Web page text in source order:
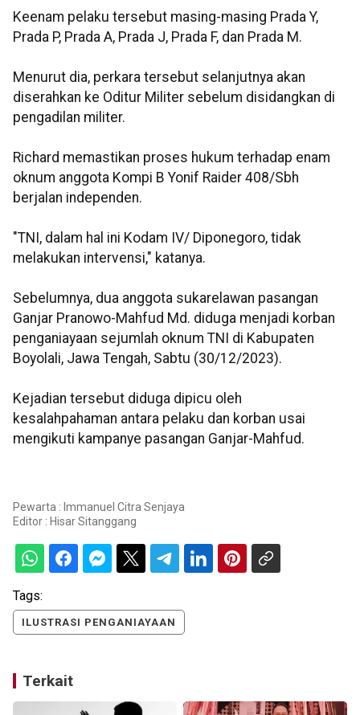
Keenam pelaku tersebut masing-masing Prada Y,
Prada P, Prada A, Prada J, Prada F, dan Prada M.
Menurut dia, perkara tersebut selanjutnya akan
diserahkan ke Oditur Militer sebelum disidangkan di
pengadilan militer.
Richard memastikan proses hukum terhadap enam
oknum anggota Kompi B Yonif Raider 408/Sbh
berjalan independen.
"TNI, dalam hal ini Kodam IV/ Diponegoro, tidak
melakukan intervensi," katanya.
Sebelumnya, dua anggota sukarelawan pasangan
Ganjar Pranowo-Mahfud Md. diduga menjadi korban
penganiayaan sejumlah oknum TNI di Kabupaten
Boyolali, Jawa Tengah, Sabtu (30/12/2023).
Kejadian tersebut diduga dipicu oleh
kesalahpahaman antara pelaku dan korban usai
mengikuti kampanye pasangan Ganjar-Mahfud.
Pewarta : Immanuel Citra Senjaya
Editor : Hisar Sitanggang
Tags:
ILUSTRASI PENGANIAYAAN
Terkait